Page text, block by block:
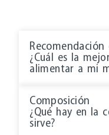
¿Cuál es la
alimentar a mi
Composición
¿Qué hay en la
sirve?